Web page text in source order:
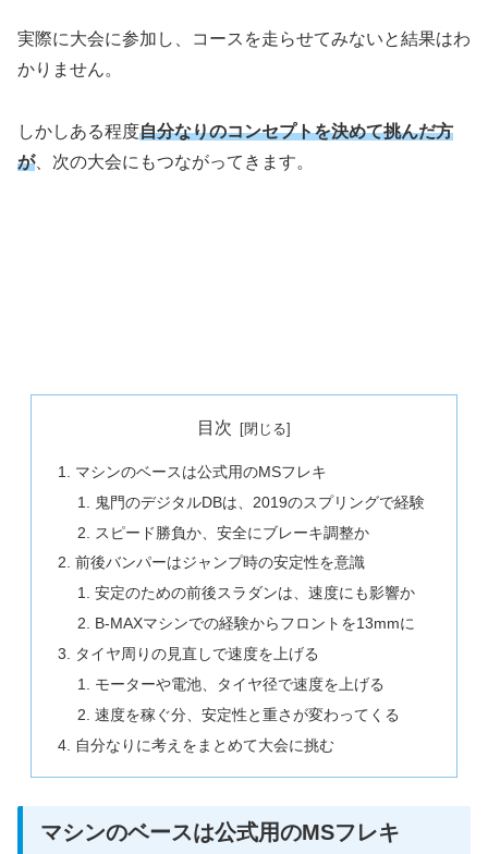
実際に大会に参加し、コースを走らせてみないと結果はわ
かりません。
しかしある程度自分なりのコンセプトを決めて挑んだ方
が、次の大会にもつながってきます。
目次
マシンのベースは公式用のMSフレキ
鬼門のデジタルDBは、2019のスプリングで経験
スピード勝負か、安全にブレーキ調整か
前後バンパーはジャンプ時の安定性を意識
安定のための前後スラダンは、速度にも影響か
B-MAXマシンでの経験からフロントを13mmに
タイヤ周りの見直しで速度を上げる
モーターや電池、タイヤ径で速度を上げる
速度を稼ぐ分、安定性と重さが変わってくる
自分なりに考えをまとめて大会に挑む
マシンのベースは公式用のMSフレキ